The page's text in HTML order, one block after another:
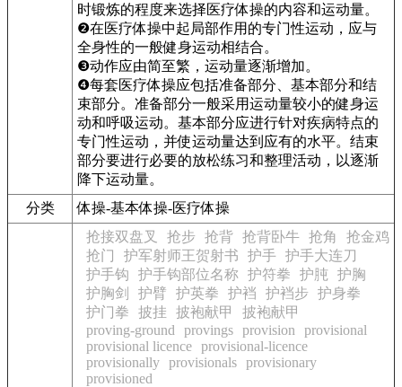
时锻炼的程度来选择医疗体操的内容和运动量。
❷在医疗体操中起局部作用的专门性运动，应与
全身性的一般健身运动相结合。
❸动作应由简至繁，运动量逐渐增加。
❹每套医疗体操应包括准备部分、基本部分和结
束部分。准备部分一般采用运动量较小的健身运
动和呼吸运动。基本部分应进行针对疾病特点的
专门性运动，并使运动量达到应有的水平。结束
部分要进行必要的放松练习和整理活动，以逐渐
降下运动量。
分类
体操-基本体操-医疗体操
抢接双盘叉 抢步 抢背 抢背卧牛 抢角
抢金鸡
抢门
护军射师王贺射书 护手 护手大连刀
护手钩
护手钩部位名称 护符拳 护肫 护胸
护胸剑
护臂 护英拳 护裆 护裆步 护身拳
护门拳
披挂 披袍献甲
披袍献甲
proving-ground
provings provision
provisional
provisional licence provisional-licence
provisionally provisionals provisionary
provisioned